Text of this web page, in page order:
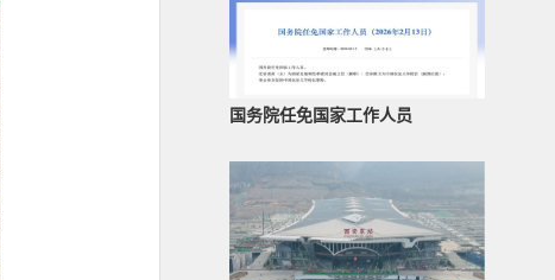
国务院任免国家工作人员